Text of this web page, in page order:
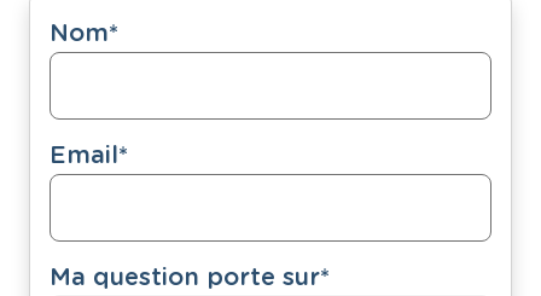
Nom*
Email*
Ma question porte sur*